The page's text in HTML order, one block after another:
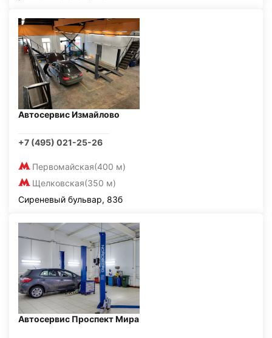
Автосервис Измайлово
+7 (495) 021-25-26
Первомайская(400 м)
Щелковская(350 м)
Сиреневый бульвар, 83б
Автосервис Проспект Мира